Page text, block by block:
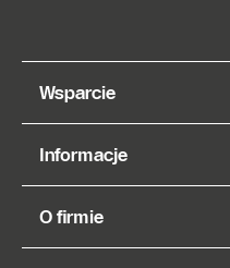
Wsparcie
Informacje
O firmie